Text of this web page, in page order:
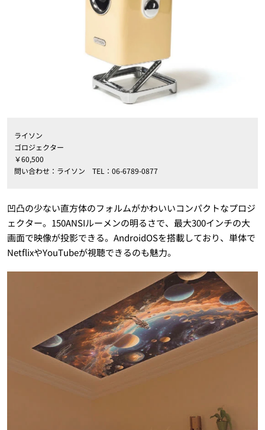
ライソン
ゴロジェクター
￥60,500
問い合わせ：ライソン TEL：06-6789-0877
凹凸の少ない直方体のフォルムがかわいいコンパクトなプロジ
ェクター。150ANSIルーメンの明るさで、最大300インチの大
画面で映像が投影できる。AndroidOSを搭載しており、単体で
NetflixやYouTubeが視聴できるのも魅力。